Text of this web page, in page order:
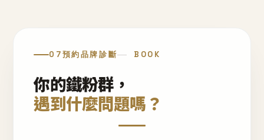
07預約品牌診斷 BOOK
你的鐵粉群，
遇到什麼問題嗎？